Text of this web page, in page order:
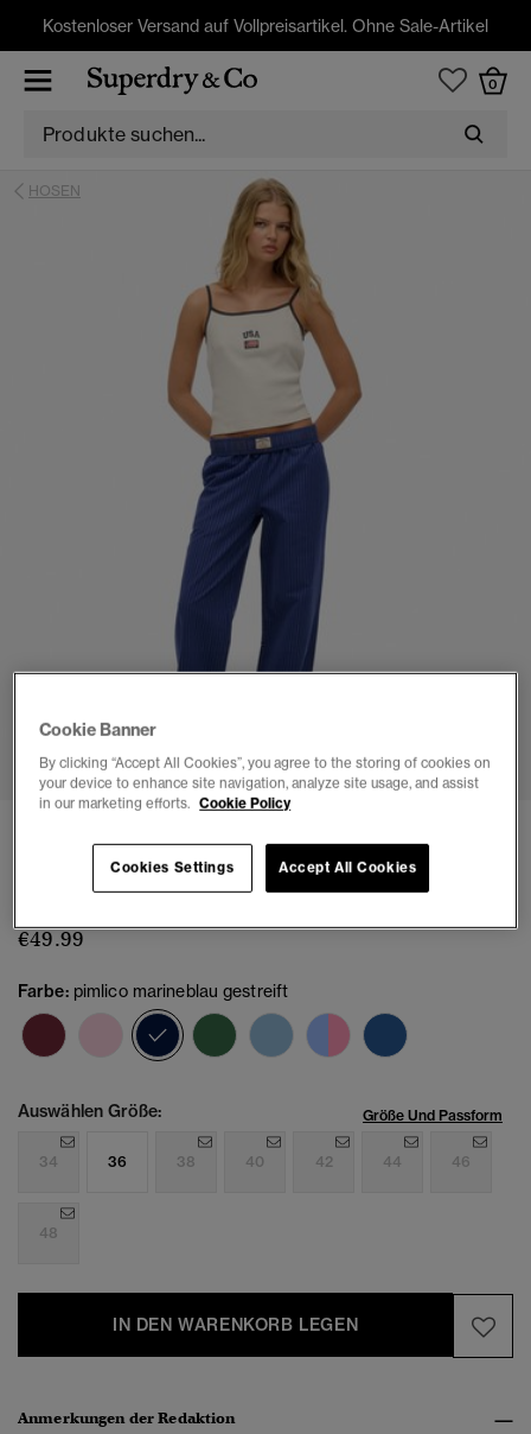
Kostenloser Versand auf Vollpreisartikel. Ohne Sale-Artikel
0
HOSEN
1
Elastikbund
(5)
€49.99
Farbe: pimlico marineblau gestreift
Ausgewählt
Auswählen Größe: Größe Und Passform
34 36 38 40 42 44 46
48
IN DEN WARENKORB LEGEN
Anmerkungen der Redaktion
Cookie Banner
By clicking “Accept All Cookies”, you agree to the storing of cookies on
your device to enhance site navigation, analyze site usage, and assist
in our marketing efforts. Cookie Policy
Accept All Cookies
Cookies Settings